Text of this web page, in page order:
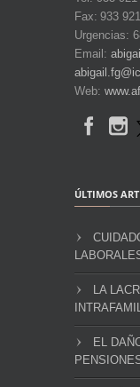
Fax: 933
Urgencias:
Email:
Web:
ÚLTIMOS
LA
EL